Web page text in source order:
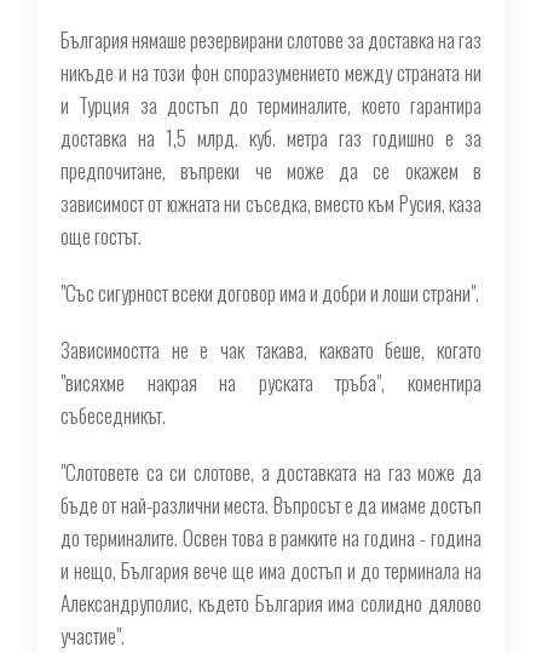
България нямаше резервирани слотове за доставка на газ
никъде и на този фон споразумението между страната ни
и Турция за достъп до терминалите, което гарантира
доставка на 1,5 млрд. куб. метра газ годишно е за
предпочитане, въпреки че може да се окажем в
зависимост от южната ни съседка, вместо към Русия, каза
още гостът.
"Със сигурност всеки договор има и добри и лоши страни".
Зависимостта не е чак такава, каквато беше, когато
"висяхме накрая на руската тръба", коментира
събеседникът.
"Слотовете са си слотове, а доставката на газ може да
бъде от най-различни места. Въпросът е да имаме достъп
до терминалите. Освен това в рамките на година - година
и нещо, България вече ще има достъп и до терминала на
Александруполис, където България има солидно дялово
участие".